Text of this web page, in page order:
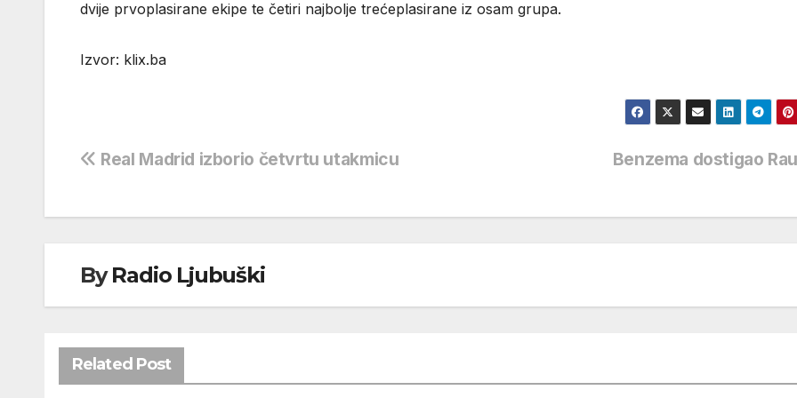
dvije prvoplasirane ekipe te četiri najbolje trećeplasirane iz osam grupa.
Izvor: klix.ba
Navigacija
Benzema dostigao
Real Madrid izborio četvrtu utakmicu
ByRadio Ljubuški
Related Post